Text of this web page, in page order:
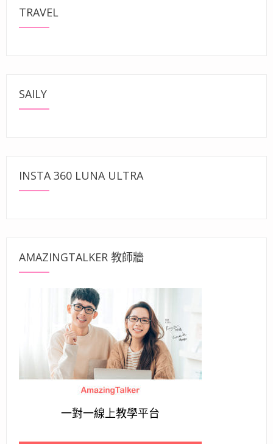
TRAVEL
SAILY
INSTA 360 LUNA ULTRA
AMAZINGTALKER 教師牆
一對一線上教學平台